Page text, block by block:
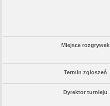
Miejsce rozgrywek
Termin zgłoszeń
Dyrektor turnieju